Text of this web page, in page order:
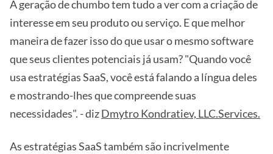
A geração de chumbo tem tudo a ver com a criação de
interesse em seu produto ou serviço. E que melhor
maneira de fazer isso do que usar o mesmo software
que seus clientes potenciais já usam? "Quando você
usa estratégias SaaS, você está falando a língua deles
e mostrando-lhes que compreende suas
necessidades". - dizDmytro Kondratiev, LLC.Services.
As estratégias SaaS também são incrivelmente